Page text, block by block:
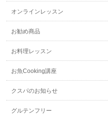
オンラインレッスン
お勧め商品
お料理レッスン
お魚Cooking講座
クスパのお知らせ
グルテンフリー